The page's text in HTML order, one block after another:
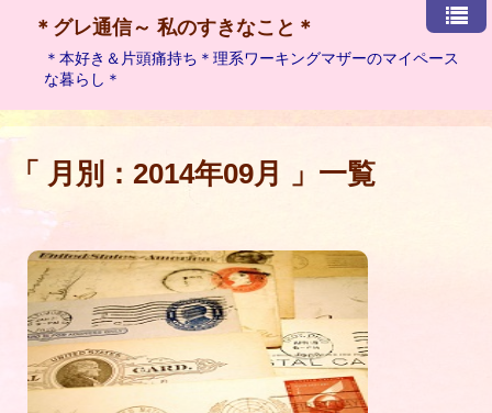
＊グレ通信～ 私のすきなこと＊
＊本好き＆片頭痛持ち＊理系ワーキングマザーのマイペース
な暮らし＊
「 月別：2014年09月 」一覧